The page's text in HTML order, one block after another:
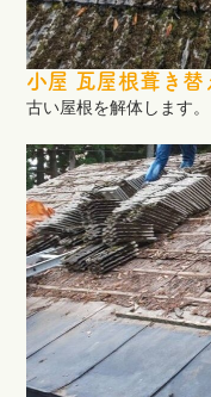
小屋 瓦屋根葺き
古い屋根を解体します。